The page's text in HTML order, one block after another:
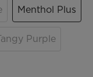
Menthol Plus
Purple